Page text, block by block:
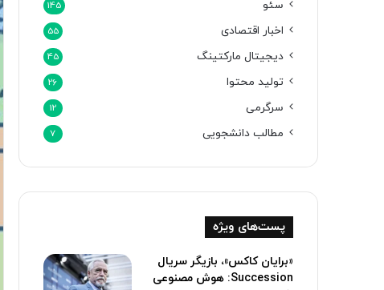
سئو 145
اخبار اقتصادی 55
دیجیتال مارکتینگ 45
تولید محتوا 26
سرگرمی 12
مطالب دانشجویی 7
پست‌های ویژه
«برایان کاکس»، بازیگر سریال
Succession: هوش مصنوعی